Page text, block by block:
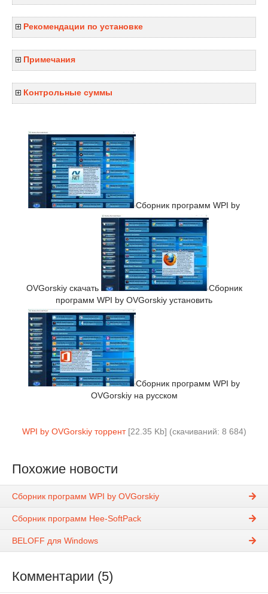
Рекомендации по установке
Примечания
Контрольные суммы
Сборник программ WPI by
OVGorskiy скачать
Сборник
программ WPI by OVGorskiy установить
Сборник программ WPI by
OVGorskiy на русском
WPI by OVGorskiy торрент[22.35 Kb] (cкачиваний: 8 684)
Похожие новости
Сборник программ WPI by OVGorskiy
Сборник программ Hee-SoftPack
BELOFF для Windows
Комментарии (5)